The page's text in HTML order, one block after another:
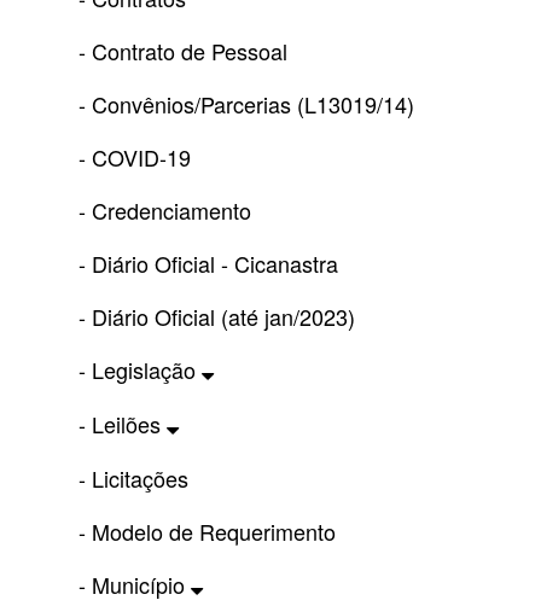
- Contrato de Pessoal
- Convênios/Parcerias (L13019/14)
- COVID-19
- Credenciamento
- Diário Oficial - Cicanastra
- Diário Oficial (até jan/2023)
- Legislação
- Leilões
- Licitações
- Modelo de Requerimento
- Município